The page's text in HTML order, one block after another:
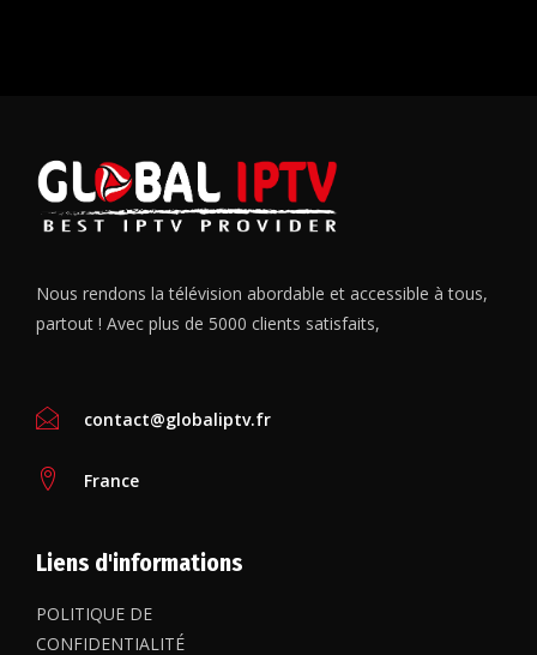
Nous rendons la télévision abordable et accessible à tous,
partout ! Avec plus de 5000 clients satisfaits,
contact@globaliptv.fr
France
Liens d'informations
POLITIQUE DE
CONFIDENTIALITÉ